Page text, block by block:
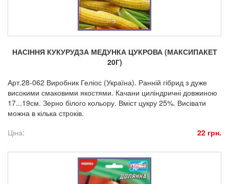
НАСІННЯ КУКУРУДЗА МЕДУНКА ЦУКРОВА (МАКСИПАКЕТ
20Г)
Арт.28-062 Виробник Геліос (Україна). Ранній гібрид з дуже
високими смаковими якостями. Качани циліндричні довжиною
17...19см. Зерно білого кольору. Вміст цукру 25%. Висівати
можна в кілька строків.
Ціна:
22 грн.